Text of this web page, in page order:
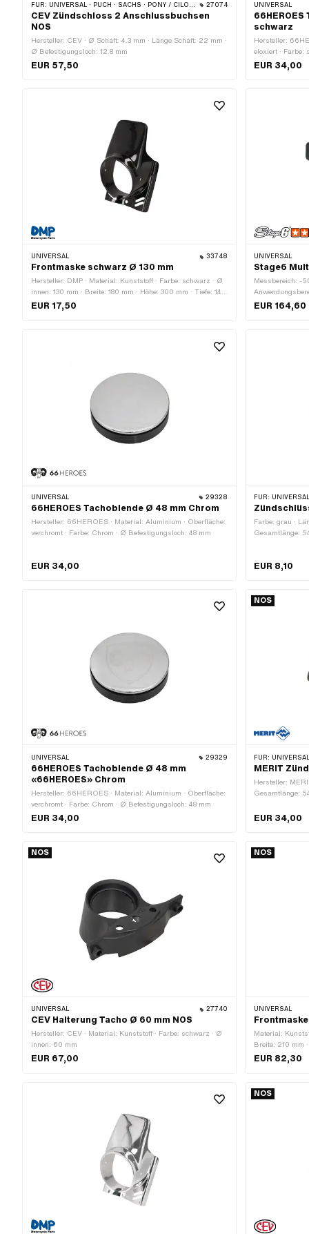
FÜR: UNIVERSAL · PUCH · SACHS · PONY / CILO (BETA 521 & 512) 27074
CEV Zündschloss 2 Anschlussbuchsen
NOS
Hersteller: CEV · Ø Schaft: 4.3 mm · Länge Schaft: 22 mm ·
Ø Befestigungsloch: 12.8 mm
EUR 57,50
UNIVERSAL
schwarz
Hersteller:
eloxiert ·
EUR 34,00
UNIVERSAL 33748
Frontmaske schwarz Ø 130 mm
Hersteller: DMP · Material: Kunststoff · Farbe: schwarz · Ø
innen: 130 mm · Breite: 180 mm · Höhe: 300 mm · Tiefe: 140
mm
EUR 17,50
UNIVERSAL
Stage6
Messbereich: -
5 Stk.
EUR 164,60
UNIVERSAL 29328
66HEROES Tachoblende Ø 48 mm Chrom
Hersteller: 66HEROES · Material: Aluminium · Oberfläche:
verchromt · Farbe: Chrom · Ø Befestigungsloch: 48 mm
EUR 34,00
FÜR: UNIVERSAL ·
Farbe: grau ·
Gesamtlänge:
EUR 8,10
UNIVERSAL 29329
66HEROES Tachoblende Ø 48 mm
«66HEROES» Chrom
Hersteller: 66HEROES · Material: Aluminium · Oberfläche:
verchromt · Farbe: Chrom · Ø Befestigungsloch: 48 mm
EUR 34,00
NOS
FÜR: UNIVERSAL ·
MERIT
Hersteller:
Gesamtlänge:
EUR 34,00
NOS
UNIVERSAL 27740
CEV Halterung Tacho Ø 60 mm NOS
Hersteller: CEV · Material: Kunststoff · Farbe: schwarz · Ø
innen: 60 mm
EUR 67,00
NOS
UNIVERSAL
Material:
Breite: 210 mm
100 mm ·
EUR 82,30
NOS